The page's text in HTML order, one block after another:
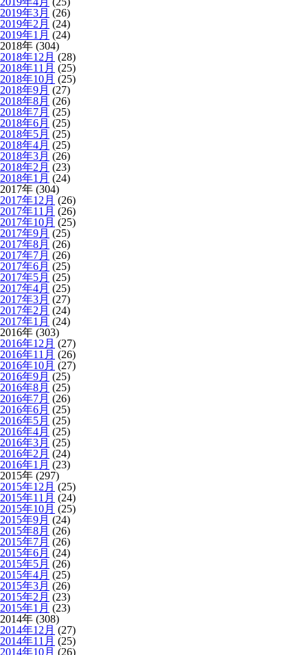
2019年3月 (26)
2019年2月 (24)
2019年1月 (24)
2018年 (304)
2018年12月 (28)
2018年11月 (25)
2018年10月 (25)
2018年9月 (27)
2018年8月 (26)
2018年7月 (25)
2018年6月 (25)
2018年5月 (25)
2018年4月 (25)
2018年3月 (26)
2018年2月 (23)
2018年1月 (24)
2017年 (304)
2017年12月 (26)
2017年11月 (26)
2017年10月 (25)
2017年9月 (25)
2017年8月 (26)
2017年7月 (26)
2017年6月 (25)
2017年5月 (25)
2017年4月 (25)
2017年3月 (27)
2017年2月 (24)
2017年1月 (24)
2016年 (303)
2016年12月 (27)
2016年11月 (26)
2016年10月 (27)
2016年9月 (25)
2016年8月 (25)
2016年7月 (26)
2016年6月 (25)
2016年5月 (25)
2016年4月 (25)
2016年3月 (25)
2016年2月 (24)
2016年1月 (23)
2015年 (297)
2015年12月 (25)
2015年11月 (24)
2015年10月 (25)
2015年9月 (24)
2015年8月 (26)
2015年7月 (26)
2015年6月 (24)
2015年5月 (26)
2015年4月 (25)
2015年3月 (26)
2015年2月 (23)
2015年1月 (23)
2014年 (308)
2014年12月 (27)
2014年11月 (25)
2014年10月 (26)